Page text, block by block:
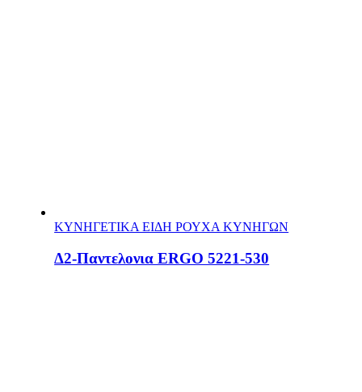
ΚΥΝΗΓΕΤΙΚΑ ΕΙΔΗ ΡΟΥΧΑ ΚΥΝΗΓΩΝ
Δ2-Παντελονια ERGO 5221-530